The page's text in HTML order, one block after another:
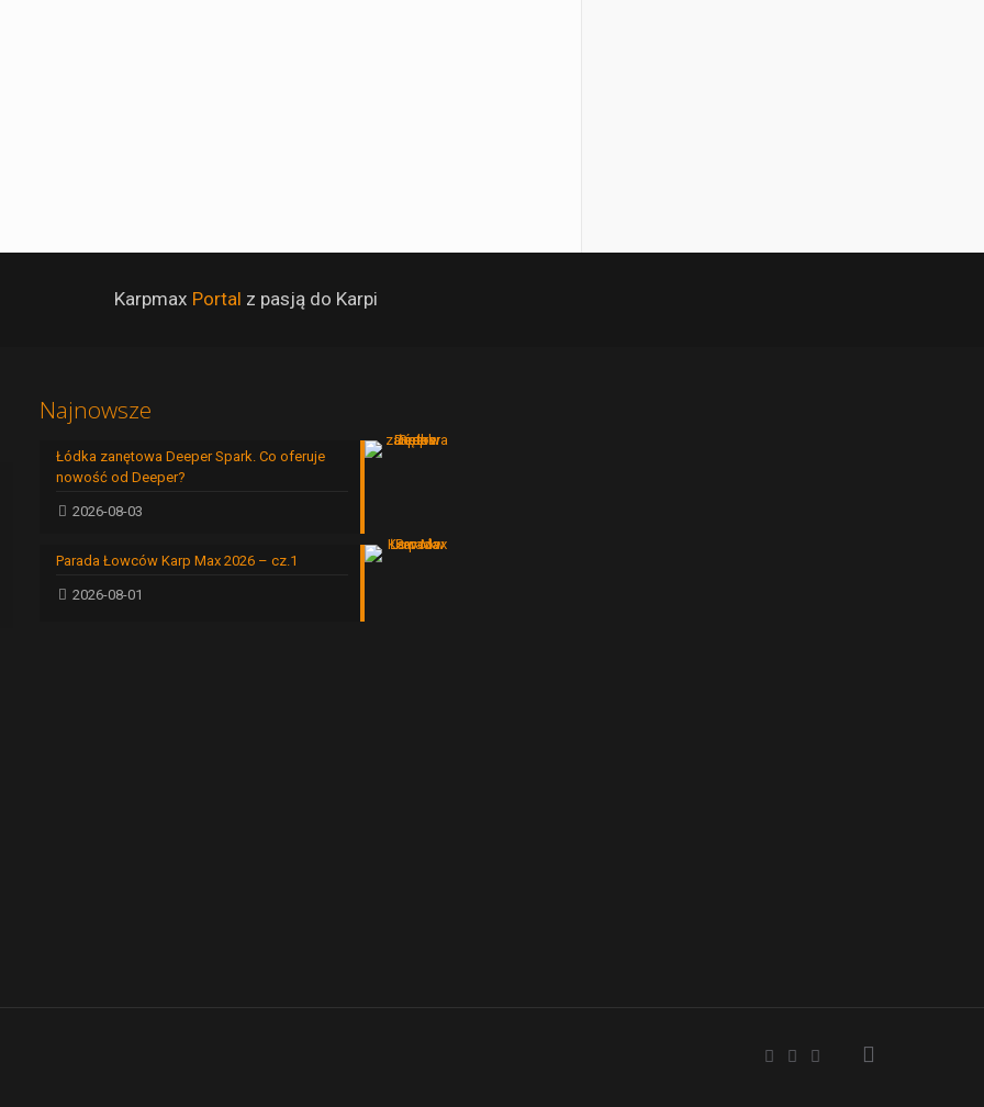
Karpmax Portal z pasją do Karpi
Najnowsze
Łódka zanętowa Deeper Spark. Co oferuje
nowość od Deeper?
2026-08-03
Parada Łowców Karp Max 2026 – cz.1
2026-08-01